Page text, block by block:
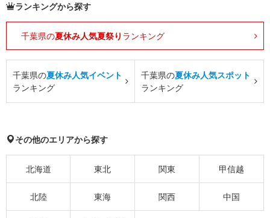
ランキングから探す
千葉県の夏休み人気夏祭り ランキング
千葉県の夏休み人気イベント
ランキング
千葉県の夏休み人気スポット
ランキング
その他のエリアから探す
北海道 東北 関東 甲信越
北陸 東海 関西 中国